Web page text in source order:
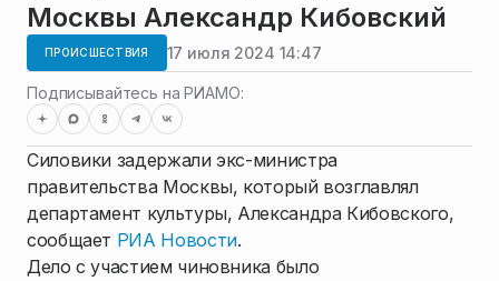
Москвы Александр Кибовский
ПРОИСШЕСТВИЯ 17 июля 2024 14:47
Подписывайтесь на РИАМО:
Силовики задержали экс-министра
правительства Москвы, который возглавлял
департамент культуры, Александра Кибовского,
сообщает РИА Новости.
Дело с участием чиновника было